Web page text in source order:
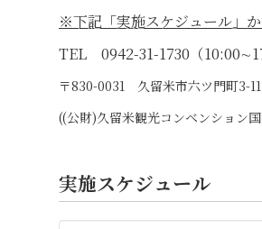
※下記「実施スケジュール」
TEL 0942-31-1730（
〒830-0031 久留米市六ツ門町3-
((公財)久留米観光コンベンション
実施スケジュール